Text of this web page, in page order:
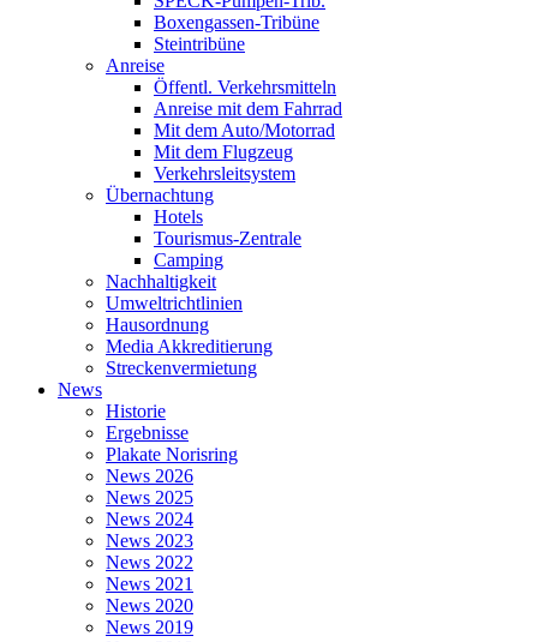
Boxengassen-Tribüne
Steintribüne
Anreise
Öffentl. Verkehrsmitteln
Anreise mit dem Fahrrad
Mit dem Auto/Motorrad
Mit dem Flugzeug
Verkehrsleitsystem
Übernachtung
Hotels
Tourismus-Zentrale
Camping
Nachhaltigkeit
Umweltrichtlinien
Hausordnung
Media Akkreditierung
Streckenvermietung
News
Historie
Ergebnisse
Plakate Norisring
News 2026
News 2025
News 2024
News 2023
News 2022
News 2021
News 2020
News 2019